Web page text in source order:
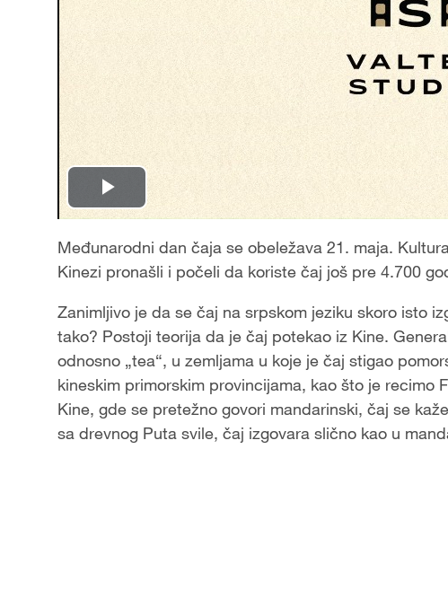
Play
Video
Međunarodni dan čaja se obeležava 21. maja.
Kinezi pronašli i počeli da koriste čaj još pre 4.700
Zanimljivo je da se čaj na srpskom jeziku skoro isto
tako? Postoji teorija da je čaj potekao iz Kine.
odnosno „tea“, u zemljama u koje je čaj stigao
kineskim primorskim provincijama, kao što je recimo
Kine, gde se pretežno govori mandarinski, čaj se
sa drevnog Puta svile, čaj izgovara slično kao u